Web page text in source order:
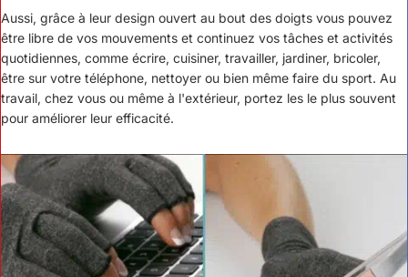
Aussi, grâce à leur design ouvert au bout des doigts vous pouvez
être libre de vos mouvements et continuez vos tâches et activités
quotidiennes, comme écrire, cuisiner, travailler, jardiner, bricoler,
être sur votre téléphone, nettoyer ou bien même faire du sport. Au
travail, chez vous ou même à l'extérieur, portez les le plus souvent
pour améliorer leur efficacité.